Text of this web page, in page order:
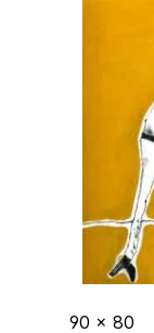
90 x 80